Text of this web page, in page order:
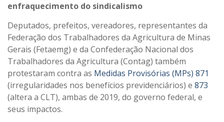
enfraquecimento do sindicalismo
Deputados, prefeitos, vereadores, representantes da
Federação dos Trabalhadores da Agricultura de Minas
Gerais (Fetaemg) e da Confederação Nacional dos
Trabalhadores da Agricultura (Contag) também
protestaram contra as Medidas Provisórias (MPs) 871
(irregularidades nos benefícios previdenciários) e 873
(altera a CLT), ambas de 2019, do governo federal, e
seus impactos.